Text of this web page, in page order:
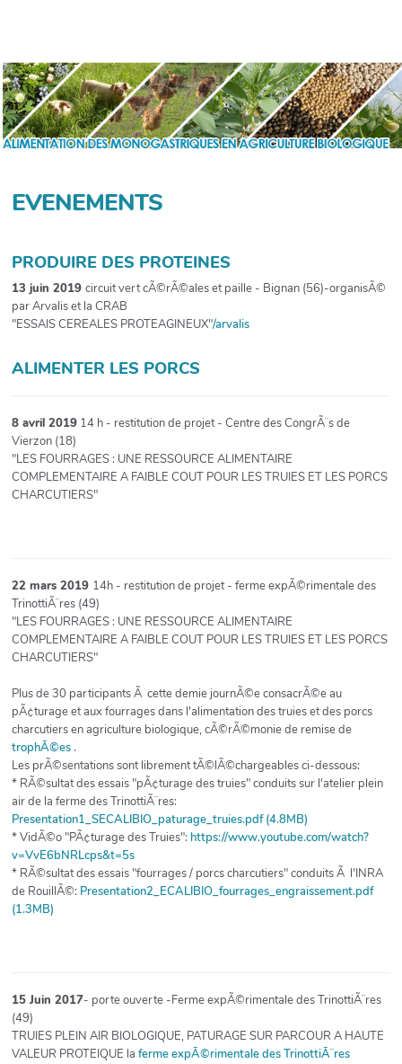
EVENEMENTS
PRODUIRE DES PROTEINES
13 juin 2019 circuit vert cÃ©rÃ©ales et paille - Bignan (56)-organisÃ©
par Arvalis et la CRAB
"ESSAIS CEREALES PROTEAGINEUX"/arvalis
ALIMENTER LES PORCS
8 avril 2019 14 h - restitution de projet - Centre des CongrÃ¨s de
Vierzon (18)
"LES FOURRAGES : UNE RESSOURCE ALIMENTAIRE
COMPLEMENTAIRE A FAIBLE COUT POUR LES TRUIES ET LES PORCS
CHARCUTIERS"
22 mars 2019 14h - restitution de projet - ferme expÃ©rimentale des
TrinottiÃ¨res (49)
"LES FOURRAGES : UNE RESSOURCE ALIMENTAIRE
COMPLEMENTAIRE A FAIBLE COUT POUR LES TRUIES ET LES PORCS
CHARCUTIERS"
Plus de 30 participants Ã cette demie journÃ©e consacrÃ©e au
pÃ¢turage et aux fourrages dans l'alimentation des truies et des porcs
charcutiers en agriculture biologique, cÃ©rÃ©monie de remise de
trophÃ©es .
Les prÃ©sentations sont librement tÃ©lÃ©chargeables ci-dessous:
* RÃ©sultat des essais "pÃ¢turage des truies" conduits sur l'atelier plein
air de la ferme des TrinottiÃ¨res:
Presentation1_SECALIBIO_paturage_truies.pdf (4.8MB)
* VidÃ©o "PÃ¢turage des Truies": https://www.youtube.com/watch?
v=VvE6bNRLcps&t=5s
* RÃ©sultat des essais "fourrages / porcs charcutiers" conduits Ã l'INRA
de RouillÃ©: Presentation2_ECALIBIO_fourrages_engraissement.pdf
(1.3MB)
15 Juin 2017- porte ouverte -Ferme expÃ©rimentale des TrinottiÃ¨res
(49)
TRUIES PLEIN AIR BIOLOGIQUE, PATURAGE SUR PARCOUR A HAUTE
VALEUR PROTEIQUE la ferme expÃ©rimentale des TrinottiÃ¨res